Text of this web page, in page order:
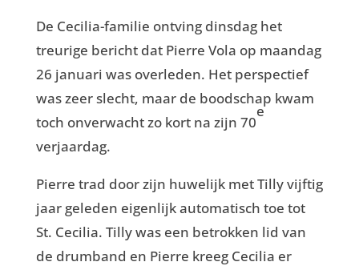
De Cecilia-familie ontving dinsdag het
treurige bericht dat Pierre Vola op maandag
26 januari was overleden. Het perspectief
was zeer slecht, maar de boodschap kwam
toch onverwacht zo kort na zijn 70
e
verjaardag.
Pierre trad door zijn huwelijk met Tilly vijftig
jaar geleden eigenlijk automatisch toe tot
St. Cecilia. Tilly was een betrokken lid van
de drumband en Pierre kreeg Cecilia er